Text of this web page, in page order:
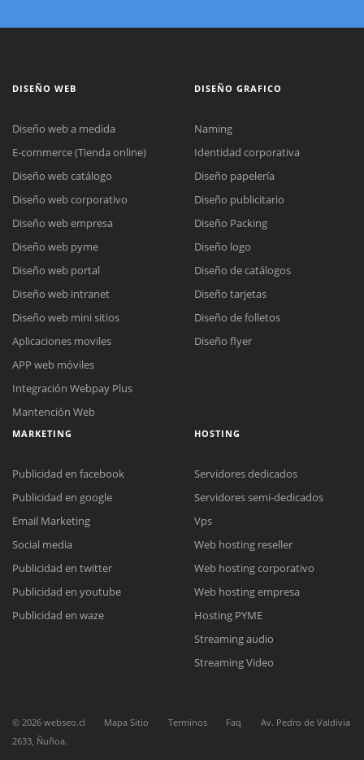
Reunión online
Nuestros ejecutivos le enviarán un correo electrónico con el enlace a
Meet para la reunión online.
Cotización
Chat Online
Todos nuestros ejecutivos están fuera de línea. Complete el formulario
DISEÑO WEB
Diseño web a medida
E-commerce (Tienda online)
Diseño web catálogo
Diseño web corporativo
Diseño web empresa
Diseño web pyme
Diseño web portal
Diseño web intranet
Diseño web mini sitios
Aplicaciones moviles
APP web móviles
Integración Webpay Plus
Mantención Web
DISEÑO GRAFICO
Naming
Identidad corporativa
Diseño papelería
Diseño publicitario
Diseño Packing
Diseño logo
Diseño de catálogos
Diseño tarjetas
Diseño de folletos
Diseño flyer
MARKETING
Publicidad en facebook
Publicidad en google
Email Marketing
Social media
Publicidad en twitter
Publicidad en youtube
Publicidad en waze
HOSTING
Servidores dedicados
Servidores semi-dedicados
Vps
Web hosting reseller
Web hosting corporativo
Web hosting empresa
Hosting PYME
Streaming audio
Streaming Video
© 2026 webseo.cl Mapa Sitio Terminos Faq
Av. Pedro de Valdivia
2633, Ñuñoa.